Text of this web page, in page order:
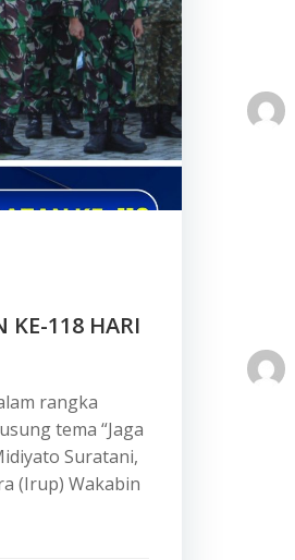
KE-118 HARI
rangka
tema “Jaga
Suratani,
(Irup) Wakabin